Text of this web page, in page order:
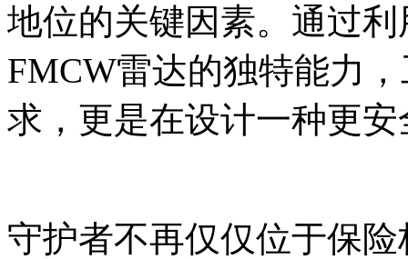
地位的关键因素。通过
FMCW雷达的独特能力
求，更是在设计一种更
守护者不再仅仅位于保